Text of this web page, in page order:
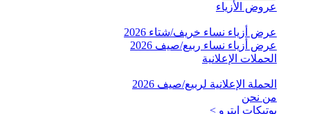
عروض الأزياء
عرض أزياء نساء خريف/شتاء 2026
عرض أزياء نساء ربيع/صيف 2026
الحملات الإعلانية
الحملة الإعلانية لربيع/صيف 2026
من نحن
بوتيكات إيترو >